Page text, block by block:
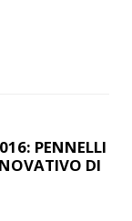
PENNELLI
DI